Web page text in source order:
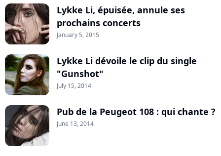
Lykke Li, épuisée, annule ses
prochains concerts
January 5, 2015
Lykke Li dévoile le clip du single
"Gunshot"
July 15, 2014
Pub de la Peugeot 108 : qui chante ?
June 13, 2014